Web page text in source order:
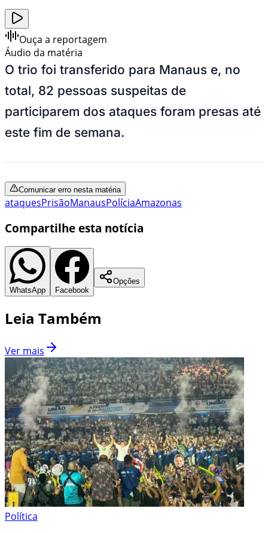
Ouça a reportagem
Áudio da matéria
O trio foi transferido para Manaus e, no
total, 82 pessoas suspeitas de
participarem dos ataques foram presas até
este fim de semana.
Comunicar erro nesta matéria
ataquesPrisãoManausPolíciaAmazonas
Compartilhe esta notícia
WhatsApp Facebook
Opções
Leia Também
Ver mais
Política